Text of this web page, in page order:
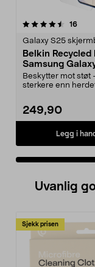
16
Galaxy S25
Belkin Recycled
Samsung
skjermbeskytter
Beskytter mot støt
sterkere enn
249,90
Legg i
4.0 av 5
Uvanlig
Sjekk prisen